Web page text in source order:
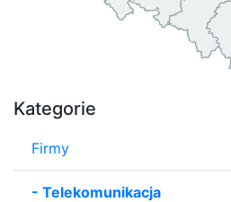
Kategorie
Firmy
- Telekomunikacja